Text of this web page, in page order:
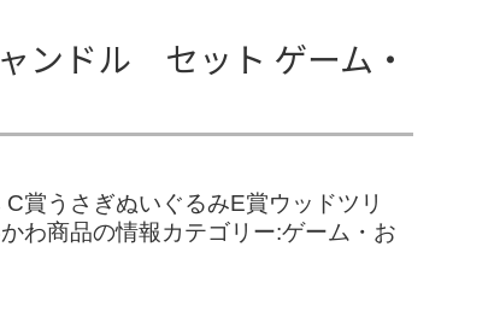
ドル セット ゲーム・
賞うさぎぬいぐるみE賞ウッドツリ
わ商品の情報カテゴリー:ゲーム・お